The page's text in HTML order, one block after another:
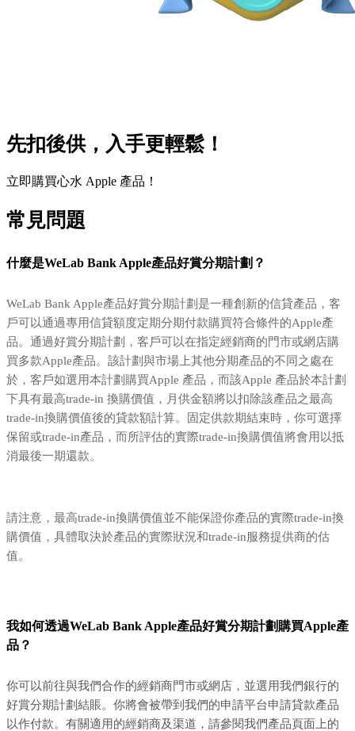
先扣後供，入手更輕鬆！
立即購買心水 Apple 產品！
常見問題
什麼是WeLab Bank Apple產品好賞分期計劃？
WeLab Bank Apple產品好賞分期計劃是一種創新的信貸產品，客
戶可以通過專用信貸額度定期分期付款購買符合條件的Apple產
品。通過好賞分期計劃，客戶可以在指定經銷商的門市或網店購
買多款Apple產品。該計劃與市場上其他分期產品的不同之處在
於，客戶如選用本計劃購買Apple 產品，而該Apple 產品於本計劃
下具有最高trade-in 換購價值，月供金額將以扣除該產品之最高
trade-in換購價值後的貸款額計算。固定供款期結束時，你可選擇
保留或trade-in產品，而所評估的實際trade-in換購價值將會用以抵
消最後一期還款。
請注意，最高trade-in換購價值並不能保證你產品的實際trade-in換
購價值，具體取決於產品的實際狀況和trade-in服務提供商的估
值。
我如何透過WeLab Bank Apple產品好賞分期計劃購買Apple產
品？
你可以前往與我們合作的經銷商門市或網店，並選用我們銀行的
好賞分期計劃結賬。你將會被帶到我們的申請平台申請貸款產品
以作付款。有關適用的經銷商及渠道，請參閱我們產品頁面上的